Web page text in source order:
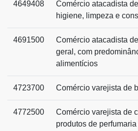
4649408
Comércio atacadista
higiene, limpeza e
4691500
Comércio atacadista
geral, com
alimentícios
4723700 Comércio varejista de
4772500
Comércio varejista de
produtos de